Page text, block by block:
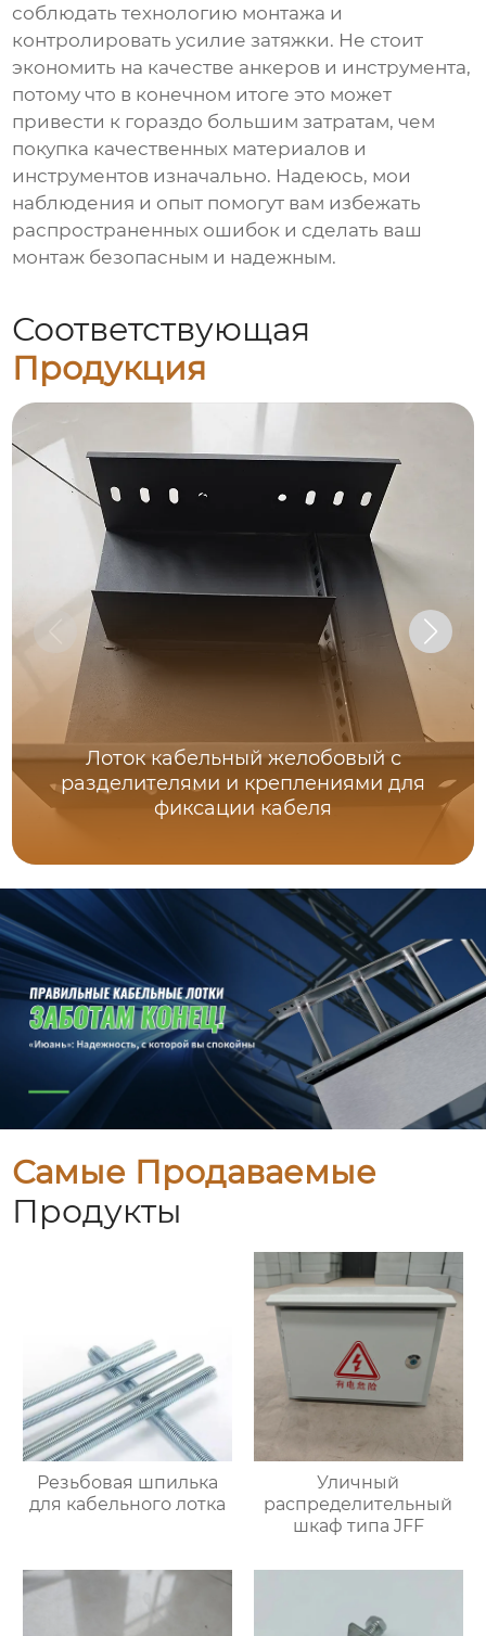
соблюдать технологию монтажа и
контролировать усилие затяжки. Не стоит
экономить на качестве анкеров и инструмента,
потому что в конечном итоге это может
привести к гораздо большим затратам, чем
покупка качественных материалов и
инструментов изначально. Надеюсь, мои
наблюдения и опыт помогут вам избежать
распространенных ошибок и сделать ваш
монтаж безопасным и надежным.
Соответствующая
Продукция
Лоток кабельный желобовый с
разделителями и креплениями для
фиксации кабеля
Самые Продаваемые
Продукты
Резьбовая шпилька
для кабельного лотка
Уличный
распределительный
шкаф типа JFF